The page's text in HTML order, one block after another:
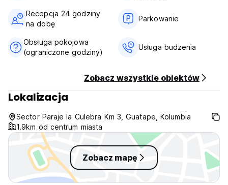
Recepcja 24 godziny
na dobę
Parkowanie
Obsługa pokojowa
(ograniczone godziny)
Usługa budzenia
Zobacz wszystkie obiektów
Lokalizacja
Sector Paraje la Culebra Km 3, Guatape, Kolumbia
1.9km od centrum miasta
Zobacz mapę